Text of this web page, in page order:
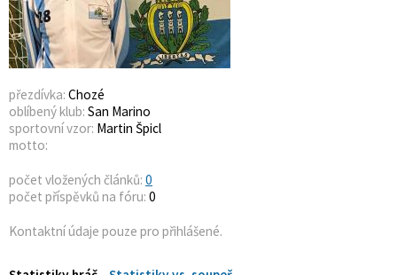
přezdívka: Chozé
oblíbený klub: San Marino
sportovní vzor: Martin Špicl
motto:
počet vložených článků: 0
počet příspěvků na fóru: 0
Kontaktní údaje pouze pro přihlášené.